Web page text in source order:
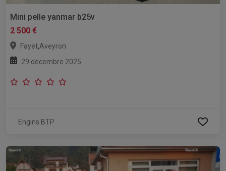
Mini pelle yanmar b25v
2 500 €
Fayet,Aveyron
29 décembre 2025
Engins BTP